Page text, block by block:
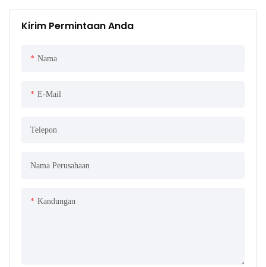
Kirim Permintaan Anda
Nama
E-Mail
Telepon
Nama Perusahaan
Kandungan